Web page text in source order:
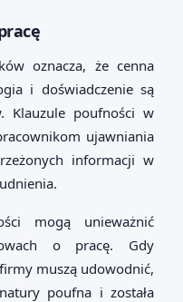
oznacza, że cenna
i doświadczenie są
Klauzule poufności w
ujawniania
informacji w
mogą unieważnić
o pracę. Gdy
muszą udowodnić,
poufna i została